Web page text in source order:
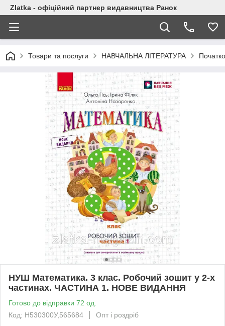
Zlatka - офіційний партнер видавництва Ранок
Товари та послуги НАВЧАЛЬНА ЛІТЕРАТУРА
НУШ Математика. 3 клас. Робочий зошит у 2-х
частинах. ЧАСТИНА 1. НОВЕ ВИДАННЯ
Готово до відправки 72 од.
Код: Н530300У,565684
Опт і роздріб